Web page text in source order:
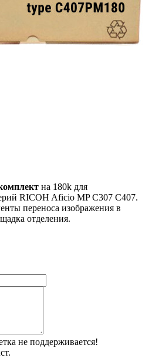
на 180k для
RICOH Aficio MP С307 С407.
переноса изображения в
отделения.
не поддерживается!